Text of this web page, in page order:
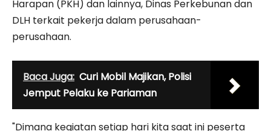
Harapan (PKH) dan lainnya, Dinas Perkebunan dan
DLH terkait pekerja dalam perusahaan-
perusahaan.
Baca Juga: Curi Mobil Majikan, Polisi
Jemput Pelaku ke Pariaman
"Dimana kegiatan setiap hari kita saat ini peserta